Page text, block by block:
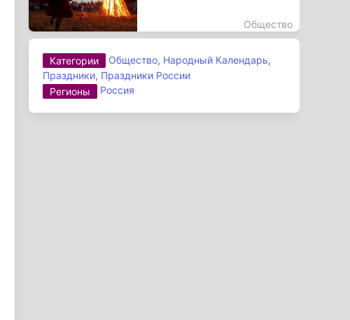
Общество
Категории Общество, Народный Календарь,
Праздники, Праздники России
Регионы
Россия